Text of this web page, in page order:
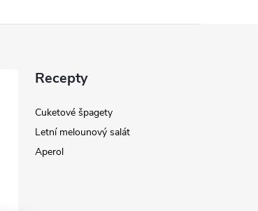
Recepty
Cuketové špagety
Letní melounový salát
Aperol